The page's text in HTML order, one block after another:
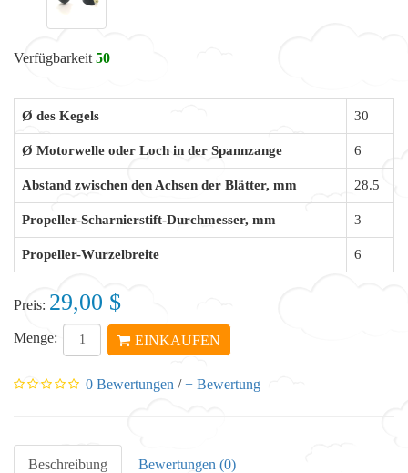
Verfügbarkeit 50
Ø des Kegels 30
Ø Motorwelle oder Loch in der Spannzange 6
Abstand zwischen den Achsen der Blätter, mm 28.5
Propeller-Scharnierstift-Durchmesser, mm 3
Propeller-Wurzelbreite 6
Preis: 29,00 $
Menge: EINKAUFEN
0 Bewertungen /+ Bewertung
Beschreibung Bewertungen (0)